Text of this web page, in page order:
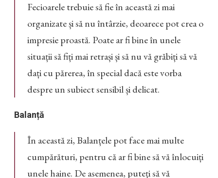
Fecioarele trebuie să fie în această zi mai
organizate și să nu întârzie, deoarece pot crea o
impresie proastă. Poate ar fi bine în unele
situații să fiți mai retrași și să nu vă grăbiți să vă
dați cu părerea, în special dacă este vorba
despre un subiect sensibil și delicat.
Balanță
În această zi, Balanțele pot face mai multe
cumpărături, pentru că ar fi bine să vă înlocuiți
unele haine. De asemenea, puteți să vă